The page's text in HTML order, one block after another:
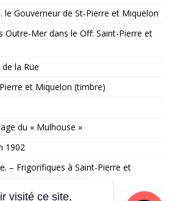
le Gouverneur de St-Pierre et Miquelon
Outre-Mer dans le Off: Saint-Pierre et
la Rüe
et Miquelon (timbre)
du « Mulhouse »
1902
– Frigorifiques à Saint-Pierre et